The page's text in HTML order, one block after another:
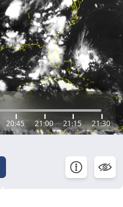
20:45 21:00 21:15 21:30